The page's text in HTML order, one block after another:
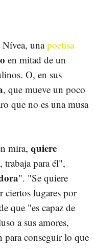
unapoetisa
en mitad de un
O, en sus
, que mueve un poco
que no es una musa
mira, quiere
para él",
". "Se quiere
ciertos lugares por
que "es capaz de
a sus amores,
para conseguir lo que